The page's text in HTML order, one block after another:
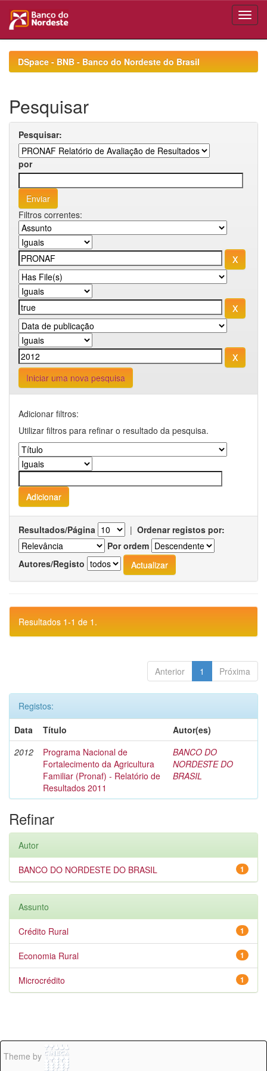
navigationDSpace - BNB - Banco do Nordeste do Brasil
Pesquisar
Pesquisar:
por
Filtros correntes:
Iniciar uma nova pesquisa
Adicionar filtros:
Utilizar filtros para refinar o resultado da pesquisa.
Resultados/Página | Ordenar registos por:
Por ordem
Autores/Registo
Resultados 1-1 de 1.
Anterior 1 Próxima
Registos:
Data
Título
Autor(es)
2012
Programa Nacional de
Fortalecimento da Agricultura
Familiar (Pronaf) - Relatório de
Resultados 2011
BANCO DO
NORDESTE DO
BRASIL
Refinar
Autor
1
BANCO DO NORDESTE DO BRASIL
Assunto
1
Crédito Rural
1
Economia Rural
1
Microcrédito
Theme by